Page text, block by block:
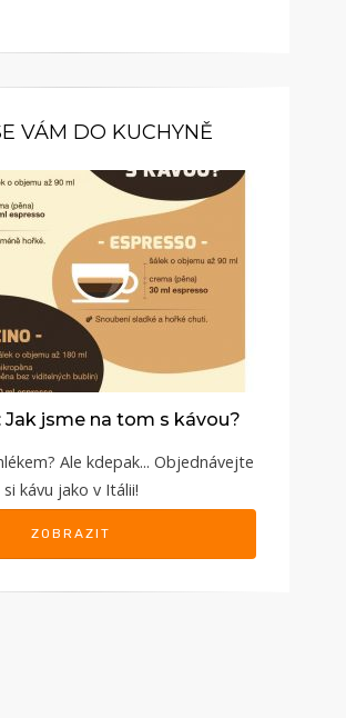
VÁM DO KUCHYNĚ
Jak jsme na tom s kávou?
Ale kdepak... Objednávejte
si kávu jako v Itálii!
ZOBRAZIT